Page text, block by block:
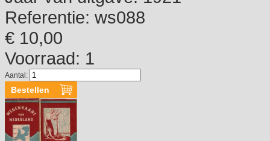
Referentie: ws088
€ 10,00
Voorraad: 1
Aantal: